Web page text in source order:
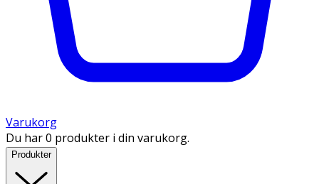
Varukorg
Du har 0 produkter i din varukorg.
Produkter